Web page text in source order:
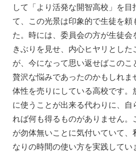
して「より活発な開智高校」を目
て、この光景は印象的で生徒を頼
た。時には、委員会の方が生徒会
きぶりを見せ、内心ヒヤリとした
が、今になって思い返せばこのこ
贅沢な悩みであったのかもしれま
体性を売りにしている高校です。
に使うことが出来る代わりに、自
れば何も得るものがありません。
が勿体無いことに気付いていて、
なりの時間の使い方を実践してい